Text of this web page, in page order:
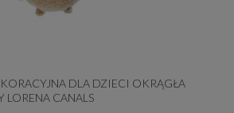
DLA DZIECI OKRĄGŁA
LORENA CANALS